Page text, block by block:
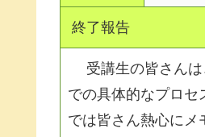
終了報告
受講生の皆さんは
での具体的なプロセ
では皆さん熱心にメ